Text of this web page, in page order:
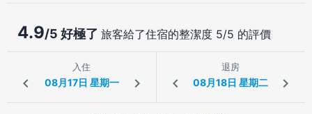
4.9/5 好極了 旅客給了住宿的整潔度 5/5 的評價
入住 退房